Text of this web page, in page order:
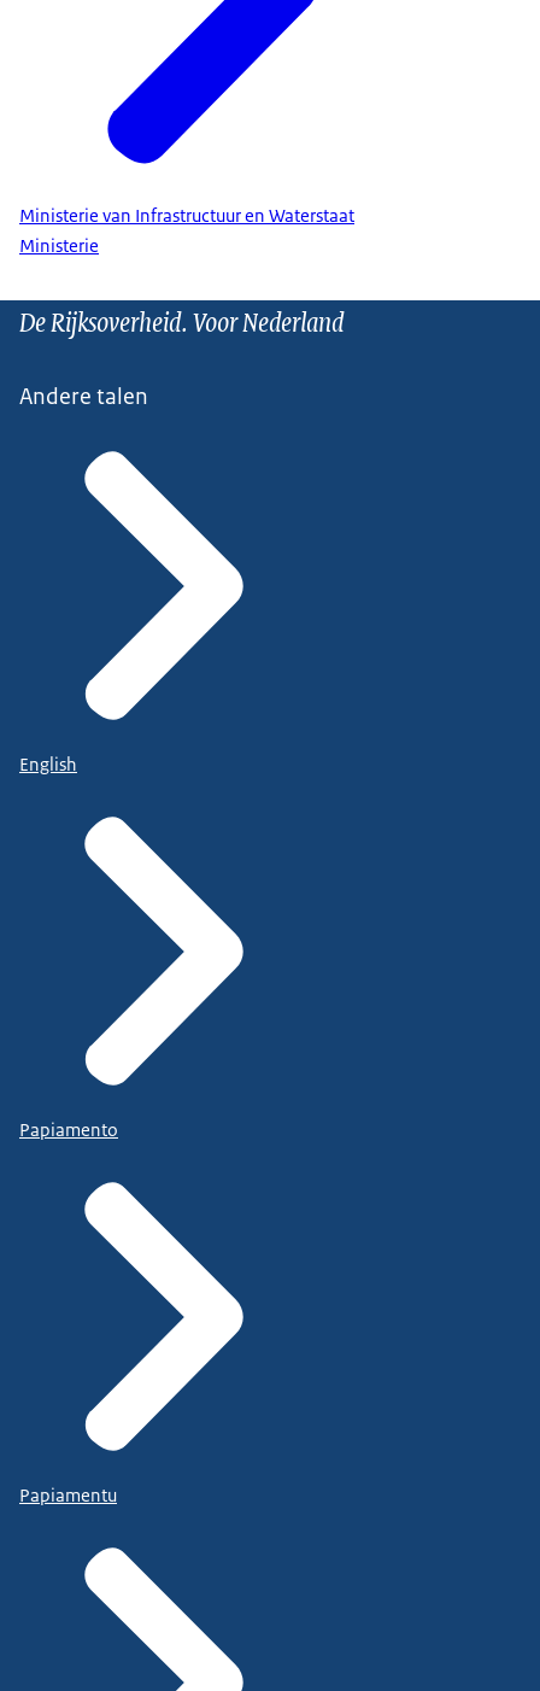
Ministerie van Infrastructuur en Waterstaat
Ministerie
De Rijksoverheid. Voor Nederland
Andere talen
English
Papiamento
Papiamentu